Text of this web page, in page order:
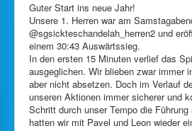
Guter Start ins neue Jahr!
Unsere 1. Herren war am
@sgsickteschandelah_herren2 und
einem 30:43 Auswärtssieg.
In den ersten 15 Minuten verlief das
ausgeglichen. Wir blieben zwar immer
aber nicht absetzen. Doch im Verlauf
unseren Aktionen immer sicherer und
Schritt durch unser Tempo die Führung
hatten wir mit Pavel und Leon wieder